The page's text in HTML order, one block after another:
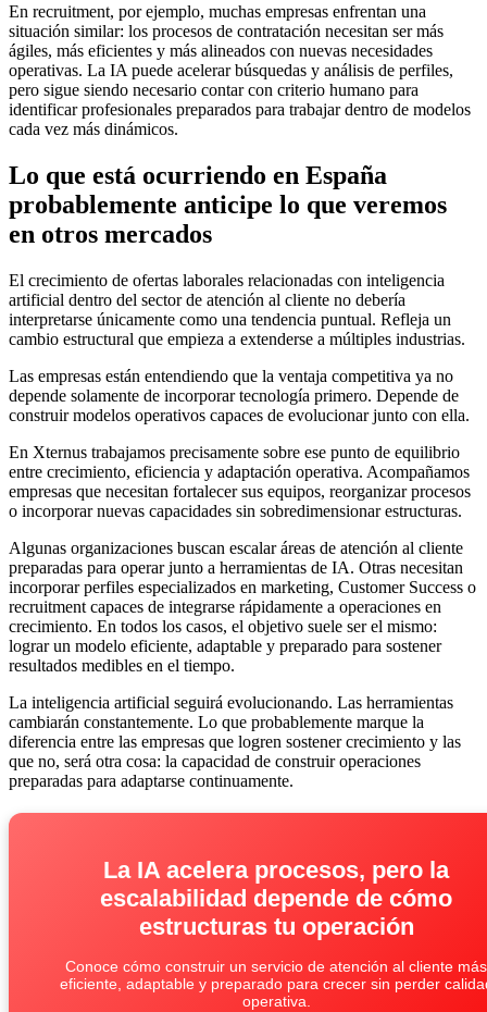
En recruitment, por ejemplo, muchas empresas enfrentan una
situación similar: los procesos de contratación necesitan ser más
ágiles, más eficientes y más alineados con nuevas necesidades
operativas. La IA puede acelerar búsquedas y análisis de perfiles,
pero sigue siendo necesario contar con criterio humano para
identificar profesionales preparados para trabajar dentro de modelos
cada vez más dinámicos.
Lo que está ocurriendo en España
probablemente anticipe lo que veremos
en otros mercados
El crecimiento de ofertas laborales relacionadas con inteligencia
artificial dentro del sector de atención al cliente no debería
interpretarse únicamente como una tendencia puntual. Refleja un
cambio estructural que empieza a extenderse a múltiples industrias.
Las empresas están entendiendo que la ventaja competitiva ya no
depende solamente de incorporar tecnología primero. Depende de
construir modelos operativos capaces de evolucionar junto con ella.
En Xternus trabajamos precisamente sobre ese punto de equilibrio
entre crecimiento, eficiencia y adaptación operativa. Acompañamos
empresas que necesitan fortalecer sus equipos, reorganizar procesos
o incorporar nuevas capacidades sin sobredimensionar estructuras.
Algunas organizaciones buscan escalar áreas de atención al cliente
preparadas para operar junto a herramientas de IA. Otras necesitan
incorporar perfiles especializados en marketing, Customer Success o
recruitment capaces de integrarse rápidamente a operaciones en
crecimiento. En todos los casos, el objetivo suele ser el mismo:
lograr un modelo eficiente, adaptable y preparado para sostener
resultados medibles en el tiempo.
La inteligencia artificial seguirá evolucionando. Las herramientas
cambiarán constantemente. Lo que probablemente marque la
diferencia entre las empresas que logren sostener crecimiento y las
que no, será otra cosa: la capacidad de construir operaciones
preparadas para adaptarse continuamente.
La IA acelera procesos, pero la
escalabilidad depende de cómo
estructuras tu operación
Conoce cómo construir un servicio de atención al cliente más
eficiente, adaptable y preparado para crecer sin perder
operativa.